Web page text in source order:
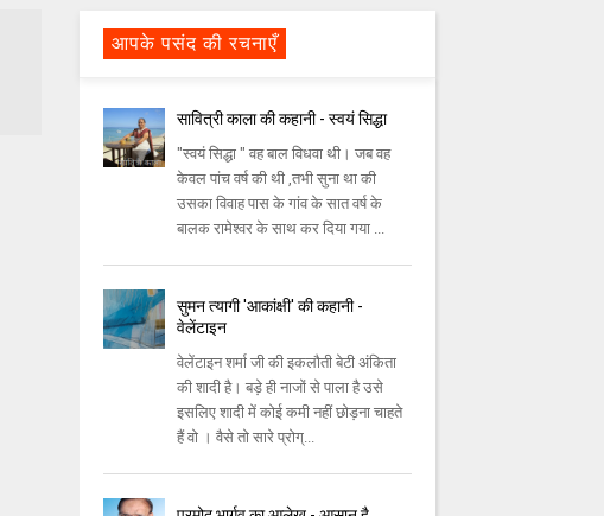
आपके पसंद की रचनाएँ
सावित्री काला की कहानी - स्वयं सिद्धा
"स्वयं सिद्धा " वह बाल विधवा थी। जब वह
केवल पांच वर्ष की थी ,तभी सुना था की
उसका विवाह पास के गांव के सात वर्ष के
बालक रामेश्वर के साथ कर दिया गया ...
सुमन त्यागी 'आकांक्षी' की कहानी -
वेलेंटाइन
वेलेंटाइन शर्मा जी की इकलौती बेटी अंकिता
की शादी है। बड़े ही नाजों से पाला है उसे
इसलिए शादी में कोई कमी नहीं छोड़ना चाहते
हैं वो । वैसे तो सारे प्रोग्...